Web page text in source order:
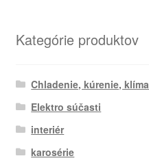
Kategórie produktov
Chladenie, kúrenie, klíma
Elektro súčasti
interiér
karosérie